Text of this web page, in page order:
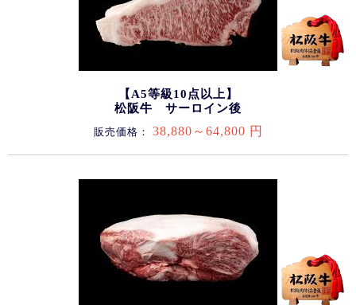
【A5等級10点以上】
松阪牛 サーロイン後
販売価格： 38,880～64,800 円